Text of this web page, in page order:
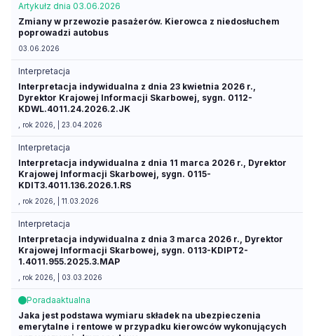
Artykułz dnia 03.06.2026
Zmiany w przewozie pasażerów. Kierowca z niedosłuchem
poprowadzi autobus
03.06.2026
Interpretacja
Interpretacja indywidualna z dnia 23 kwietnia 2026 r.,
Dyrektor Krajowej Informacji Skarbowej, sygn. 0112-
KDWL.4011.24.2026.2.JK
, rok 2026, | 23.04.2026
Interpretacja
Interpretacja indywidualna z dnia 11 marca 2026 r., Dyrektor
Krajowej Informacji Skarbowej, sygn. 0115-
KDIT3.4011.136.2026.1.RS
, rok 2026, | 11.03.2026
Interpretacja
Interpretacja indywidualna z dnia 3 marca 2026 r., Dyrektor
Krajowej Informacji Skarbowej, sygn. 0113-KDIPT2-
1.4011.955.2025.3.MAP
, rok 2026, | 03.03.2026
Poradaaktualna
Jaka jest podstawa wymiaru składek na ubezpieczenia
emerytalne i rentowe w przypadku kierowców wykonujących